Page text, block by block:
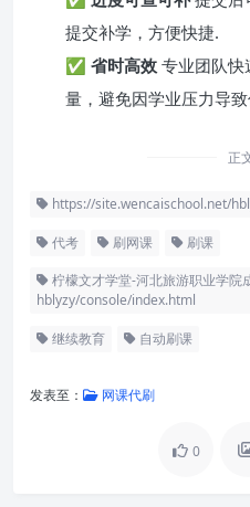
提交补学，方便快捷.
✅ 省时高效 专业团队快
量，避免因学业压力导致
正
https://site.wencaischool.net/
代考 刷网课
刷课
柠檬文才学堂-河北旅游职业学
hblyzy/console/index.html
继续教育 自动刷课
发表至： 网课代刷
0